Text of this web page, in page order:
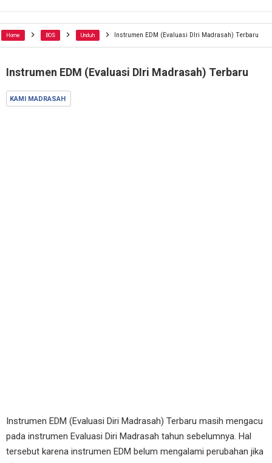
Home BOS Unduh Instrumen EDM (Evaluasi DIri Madrasah) Terbaru
Instrumen EDM (Evaluasi DIri Madrasah) Terbaru
KAMI MADRASAH
Instrumen EDM (Evaluasi Diri Madrasah) Terbaru masih mengacu
pada instrumen Evaluasi Diri Madrasah tahun sebelumnya. Hal
tersebut karena instrumen EDM belum mengalami perubahan jika